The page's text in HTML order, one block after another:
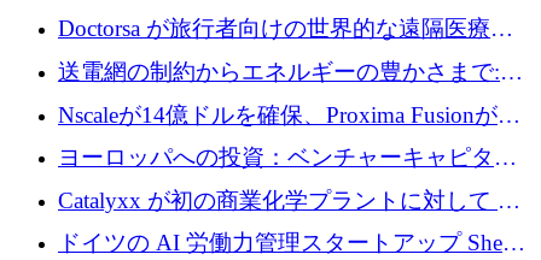
産業実装への道筋
Doctorsa が旅行者向けの世界的な遠隔医療プ
ラットフォームを拡大するために 100 万ユー
ロを調達
送電網の制約からエネルギーの豊かさまで:
Envision の Gobi X がヨーロッパの AI の未来
にどのように貢献できるか
Nscaleが14億ドルを確保、Proxima Fusionが4
億1,100万ユーロを獲得、Invest EuropeはVCの
ヨーロッパへの投資：ベンチャーキャピタル
が過去2番目に高い水準に到達
Catalyxx が初の商業化学プラントに対して EU
から 2,000 万ユーロ以上の支援を獲得
ドイツの AI 労働力管理スタートアップ Sherpa